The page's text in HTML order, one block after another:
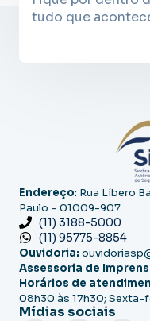
tudo que
Endereço: Rua Líbero
Paulo – 01009-907
(11) 3188-5000
(11) 95775-8854
Ouvidoria:
Assessoria de
Horários de
08h30 às 17h30; Sexta-
Mídias sociais